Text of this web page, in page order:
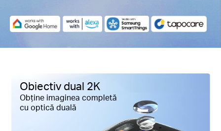
Pause
Pauză
Obiectiv dual 2K
Obține imaginea completă
cu optică duală